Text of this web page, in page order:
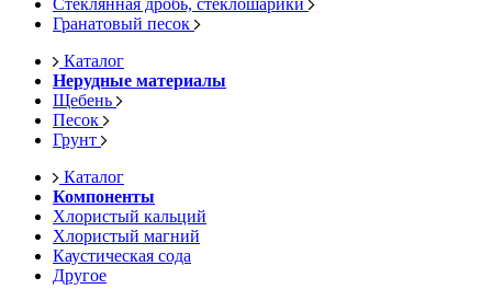
Стеклянная дробь, стеклошарики
Гранатовый песок
Каталог
Нерудные материалы
Щебень
Песок
Грунт
Каталог
Компоненты
Хлористый кальций
Хлористый магний
Каустическая сода
Другое